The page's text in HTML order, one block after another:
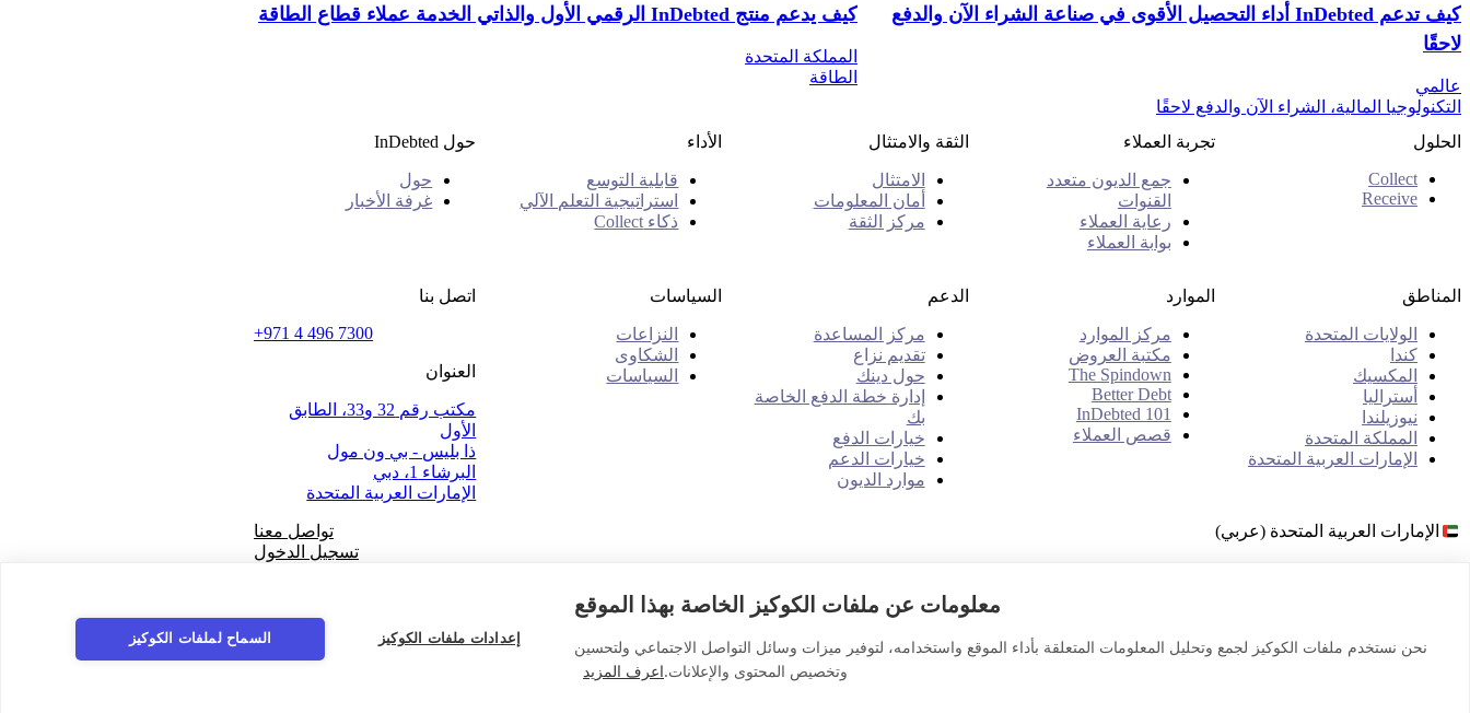
كيف تدعم InDebted أداء التحصيل الأقوى في صناعة الشراء الآن والدفع
لاحقًا
عالمي
التكنولوجيا المالية، الشراء الآن والدفع لاحقًا
كيف يدعم منتج InDebted الرقمي الأول والذاتي الخدمة عملاء قطاع الطاقة
المملكة المتحدة
الطاقة
الحلول
Collect
Receive
تجربة العملاء
جمع الديون متعدد
القنوات
رعاية العملاء
بوابة العملاء
الثقة والامتثال
الامتثال
أمان المعلومات
مركز الثقة
الأداء
قابلية التوسع
استراتيجية التعلم الآلي
ذكاء Collect
حول InDebted
حول
غرفة الأخبار
المناطق
الولايات المتحدة
كندا
المكسيك
أستراليا
نيوزيلندا
المملكة المتحدة
الإمارات العربية المتحدة
الموارد
مركز الموارد
مكتبة العروض
The Spindown
Better Debt
InDebted 101
قصص العملاء
الدعم
مركز المساعدة
تقديم نزاع
حول دينك
إدارة خطة الدفع الخاصة
بك
خيارات الدفع
خيارات الدعم
موارد الديون
السياسات
النزاعات
الشكاوى
السياسات
اتصل بنا
+971 4 496 7300
العنوان
مكتب رقم 32 و33، الطابق
الأول
ذا بليس - بي ون مول
البرشاء 1، دبي
الإمارات العربية المتحدة
الإمارات العربية المتحدة (عربي)
تواصل معنا
تسجيل الدخول
معلومات عن ملفات الكوكيز الخاصة بهذا الموقع
نحن نستخدم ملفات الكوكيز لجمع وتحليل المعلومات المتعلقة بأداء الموقع واستخدامه، لتوفير ميزات وسائل التواصل الاجتماعي ولتحسين
وتخصيص المحتوى والإعلانات.اعرف المزيد
إعدادات ملفات الكوكيز السماح لملفات الكوكيز